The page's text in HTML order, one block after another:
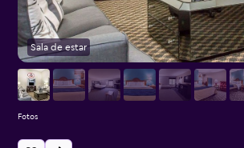
Sala de estar
Fotos